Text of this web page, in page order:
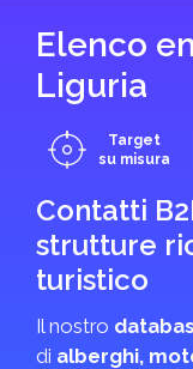
Elenco
Liguria
Target
su misura
Contatti
strutture
turistico
Il nostro
di alberghi,